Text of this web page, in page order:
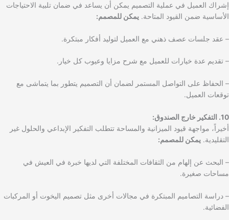
إشراك العميل في عملية التصميم يمكن أن يساعد في ضمان تلبية الاحتياجات
الأساسية ضمن القيود المتاحة. يمكن للمصمم:
– عقد جلسات عصف ذهني مع العميل لتوليد أفكار مبتكرة.
– تقديم عدة خيارات للعميل مع شرح مزايا وعيوب كل خيار.
– الحفاظ على التواصل المستمر لضمان أن التصميم يتطور بما يتماشى مع
توقعات العميل.
10. التفكير خارج الصندوق:
أخيراً، مواجهة قيود الميزانية والمساحة تتطلب التفكير الإبداعي والحلول غير
التقليدية. يمكن للمصمم:
– البحث عن إلهام من الثقافات المختلفة التي لديها خبرة في العيش في
مساحات صغيرة.
– دراسة التصاميم المبتكرة في مجالات أخرى مثل تصميم اليخوت أو المركبات
الفضائية.